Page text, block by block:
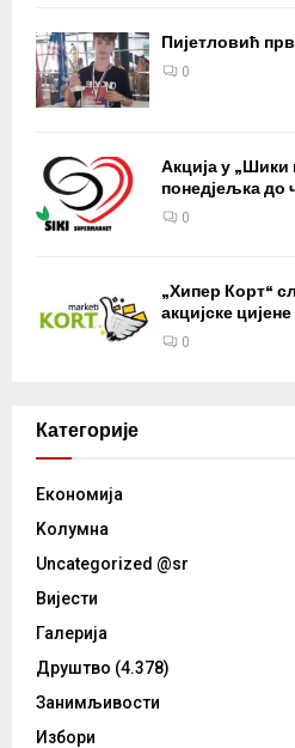
Пијетловић
0
Акција у
понедјељка до
0
„Хипер Корт“
акцијске цијене
0
Категорије
Eкономија
Kолумнa
Uncategorized @sr
Вијести
Галерија
Друштво (4.378)
Занимљивости
Избори